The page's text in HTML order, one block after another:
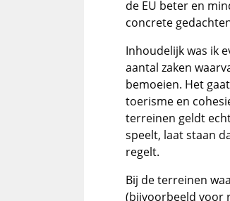
de EU beter en
concrete
Inhoudelijk was ik
aantal zaken
bemoeien. Het
toerisme en
terreinen geldt
speelt, laat staan
regelt.
Bij de terreinen
(bijvoorbeeld voor